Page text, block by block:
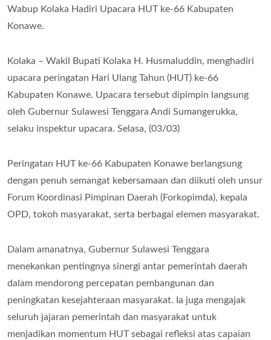
Wabup Kolaka Hadiri Upacara HUT ke-66 Kabupaten
Konawe.
Kolaka – Wakil Bupati Kolaka H. Husmaluddin, menghadiri
upacara peringatan Hari Ulang Tahun (HUT) ke-66
Kabupaten Konawe. Upacara tersebut dipimpin langsung
oleh Gubernur Sulawesi Tenggara Andi Sumangerukka,
selaku inspektur upacara. Selasa, (03/03)
Peringatan HUT ke-66 Kabupaten Konawe berlangsung
dengan penuh semangat kebersamaan dan diikuti oleh unsur
Forum Koordinasi Pimpinan Daerah (Forkopimda), kepala
OPD, tokoh masyarakat, serta berbagai elemen masyarakat.
Dalam amanatnya, Gubernur Sulawesi Tenggara
menekankan pentingnya sinergi antar pemerintah daerah
dalam mendorong percepatan pembangunan dan
peningkatan kesejahteraan masyarakat. Ia juga mengajak
seluruh jajaran pemerintah dan masyarakat untuk
menjadikan momentum HUT sebagai refleksi atas capaian